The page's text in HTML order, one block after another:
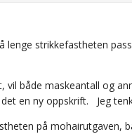
lenge strikkefastheten
vil både maskeantall og
en ny oppskrift. Jeg
på mohairutgaven,